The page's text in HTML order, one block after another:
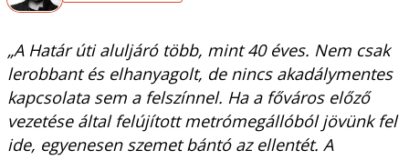
„A Határ úti aluljáró több, mint 40 éves. Nem csak
lerobbant és elhanyagolt, de nincs akadálymentes
kapcsolata sem a felszínnel. Ha a főváros előző
vezetése által felújított metrómegállóból jövünk fel
ide, egyenesen szemet bántó az ellentét. A